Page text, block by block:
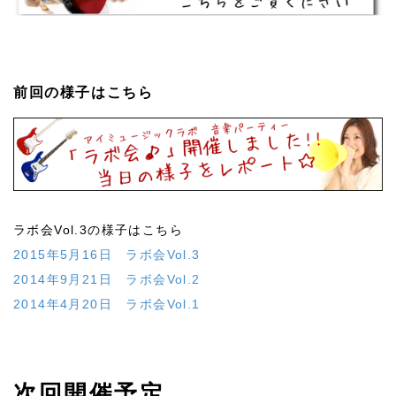
前回の様子はこちら
ラボ会Vol.3の様子はこちら
2015年5月16日 ラボ会Vol.3
2014年9月21日 ラボ会Vol.2
2014年4月20日 ラボ会Vol.1